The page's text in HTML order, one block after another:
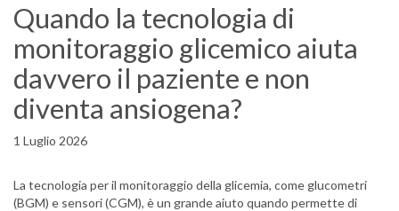
Quando la tecnologia di
monitoraggio glicemico aiuta
davvero il paziente e non
diventa ansiogena?
1 Luglio 2026
La tecnologia per il monitoraggio della glicemia, come glucometri
(BGM) e sensori (CGM), è un grande aiuto quando permette di